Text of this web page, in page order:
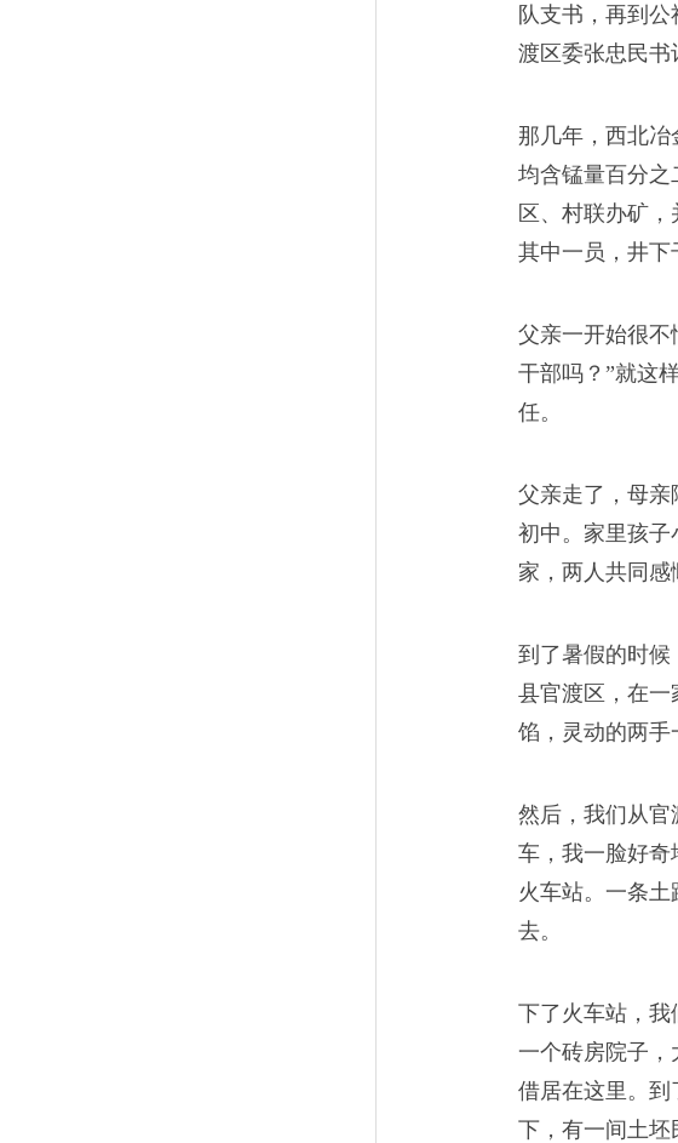
队支书，再到
渡区委张忠民书
那几年，西北
均含锰量百分之
区、村联办矿
其中一员，井下
父亲一开始很不
干部吗？”就这
任。
父亲走了，母亲
初中。家里孩
家，两人共同感
到了暑假的时
县官渡区，在一
馅，灵动的两手
然后，我们从官
车，我一脸好奇
火车站。一条
去。
下了火车站，
一个砖房院子
借居在这里。到
下，有一间土坯